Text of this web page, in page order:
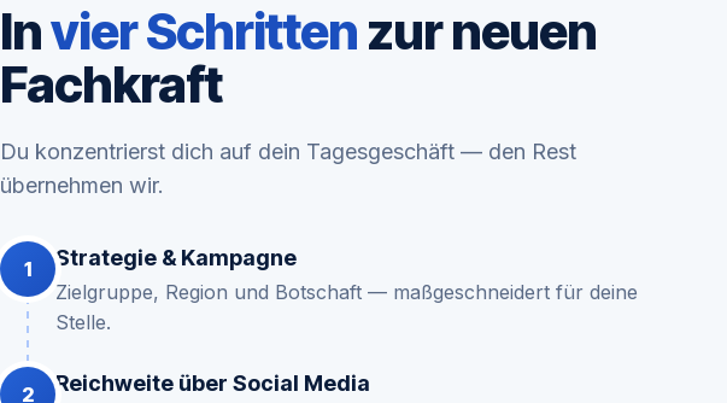
Invier Schritten zur neuen
Fachkraft
Du konzentrierst dich auf dein Tagesgeschäft — den Rest
übernehmen wir.
Strategie & Kampagne
Zielgruppe, Region und Botschaft — maßgeschneidert für deine
Stelle.
Reichweite über Social Media